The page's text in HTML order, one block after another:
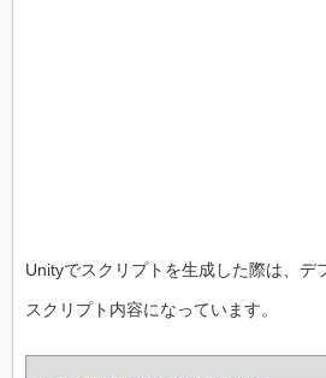
Unityでスクリプトを生成した際は、デ
スクリプト内容になっています。